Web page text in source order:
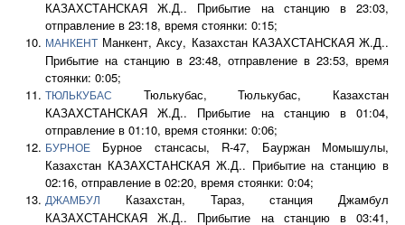
КАЗАХСТАНСКАЯ Ж.Д.. Прибытие на станцию в 23:03,
отправление в 23:18, время стоянки: 0:15;
МАНКЕНТ Манкент, Аксу, Казахстан КАЗАХСТАНСКАЯ Ж.Д..
Прибытие на станцию в 23:48, отправление в 23:53, время
стоянки: 0:05;
ТЮЛЬКУБАС
Тюлькубас, Тюлькубас, Казахстан
КАЗАХСТАНСКАЯ Ж.Д.. Прибытие на станцию в 01:04,
отправление в 01:10, время стоянки: 0:06;
БУРНОЕ
Бурное стансасы, R-47, Бауржан Момышулы,
Казахстан КАЗАХСТАНСКАЯ Ж.Д.. Прибытие на станцию в
02:16, отправление в 02:20, время стоянки: 0:04;
ДЖАМБУЛ
Казахстан, Тараз, станция Джамбул
КАЗАХСТАНСКАЯ Ж.Д.. Прибытие на станцию в 03:41,